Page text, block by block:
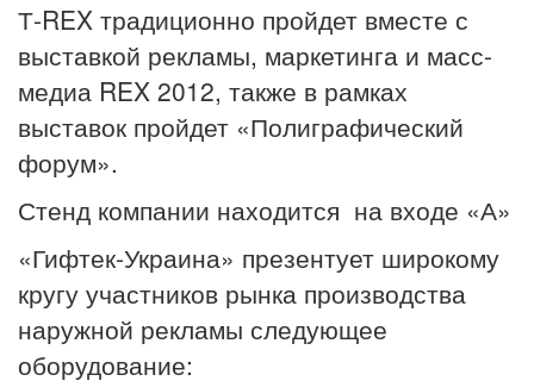
Т-REX традиционно пройдет вместе с
выставкой рекламы, маркетинга и масс-
медиа REX 2012, также в рамках
выставок пройдет «Полиграфический
форум».
Стенд компании находится на входе «А»
«Гифтек-Украина» презентует широкому
кругу участников рынка производства
наружной рекламы следующее
оборудование: